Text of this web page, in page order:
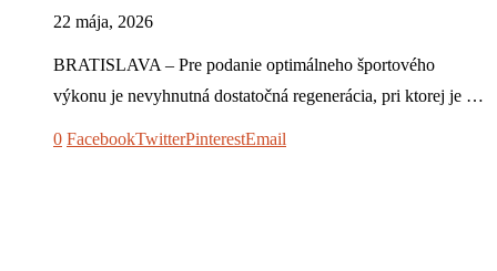
22 mája, 2026
BRATISLAVA – Pre podanie optimálneho športového
výkonu je nevyhnutná dostatočná regenerácia, pri ktorej je …
0 FacebookTwitterPinterestEmail